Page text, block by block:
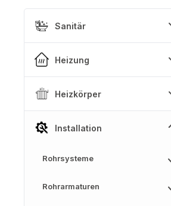
Sanitär
Heizung
Heizkörper
Installation
Rohrsysteme
Rohrarmaturen